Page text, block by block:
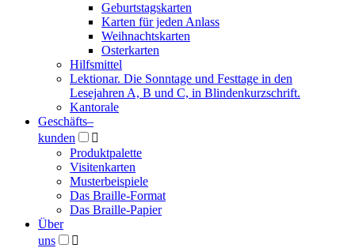
Geburtstagskarten
Karten für jeden Anlass
Weihnachtskarten
Osterkarten
Hilfsmittel
Lektionar. Die Sonntage und Festtage in den
Lesejahren A, B und C, in Blindenkurzschrift.
Kantorale
Geschäfts­–
kunden

Produktpalette
Visitenkarten
Musterbeispiele
Das Braille-Format
Das Braille-Papier
Über
uns
